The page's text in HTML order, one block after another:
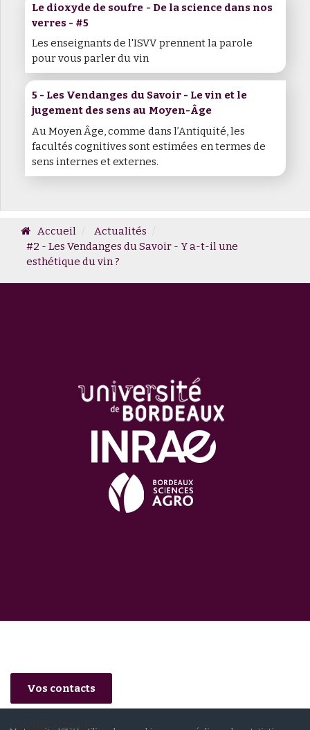
Le dioxyde de soufre - De la science dans nos
verres - #5
Les enseignants de l'ISVV prennent la parole
pour vous parler du vin
5 - Les Vendanges du Savoir - Le vin et le
jugement des sens au Moyen-Âge
Au Moyen Âge, comme dans l’Antiquité, les
facultés cognitives sont estimées en termes de
sens internes et externes.
Accueil
Actualités
#2 - Les Vendanges du Savoir - Y a-t-il une
esthétique du vin ?
Vos contacts